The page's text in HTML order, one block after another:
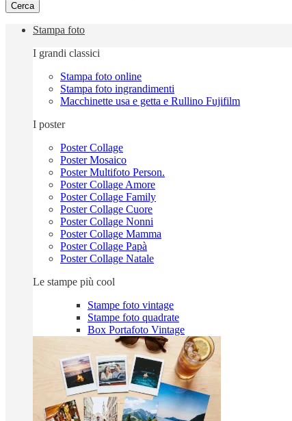
Cerca
Stampa foto
I grandi classici
Stampa foto online
Stampa foto ingrandimenti
Macchinette usa e getta e Rullino Fujifilm
I poster
Poster Collage
Poster Mosaico
Poster Multifoto Person.
Poster Collage Amore
Poster Collage Family
Poster Collage Cuore
Poster Collage Nonni
Poster Collage Mamma
Poster Collage Papà
Poster Collage Natale
Le stampe più cool
Stampe foto vintage
Stampe foto quadrate
Box Portafoto Vintage